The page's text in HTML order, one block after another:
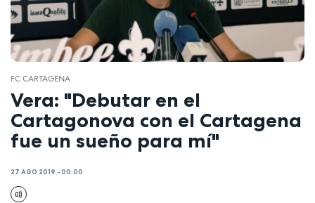
FC CARTAGENA
Vera: "Debutar en el
Cartagonova con el Cartagena
fue un sueño para mí"
27 AGO 2019 - 00:00